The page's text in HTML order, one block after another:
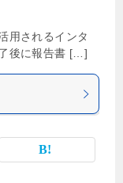
用されるインタ
後に報告書 […]